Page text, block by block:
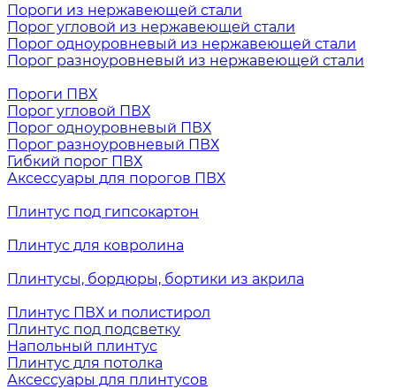
Пороги из нержавеющей стали
Порог угловой из нержавеющей стали
Порог одноуровневый из нержавеющей стали
Порог разноуровневый из нержавеющей стали
Пороги ПВХ
Порог угловой ПВХ
Порог одноуровневый ПВХ
Порог разноуровневый ПВХ
Гибкий порог ПВХ
Аксессуары для порогов ПВХ
Плинтус под гипсокартон
Плинтус для ковролина
Плинтусы, бордюры, бортики из акрила
Плинтус ПВХ и полистирол
Плинтус под подсветку
Напольный плинтус
Плинтус для потолка
Аксессуары для плинтусов